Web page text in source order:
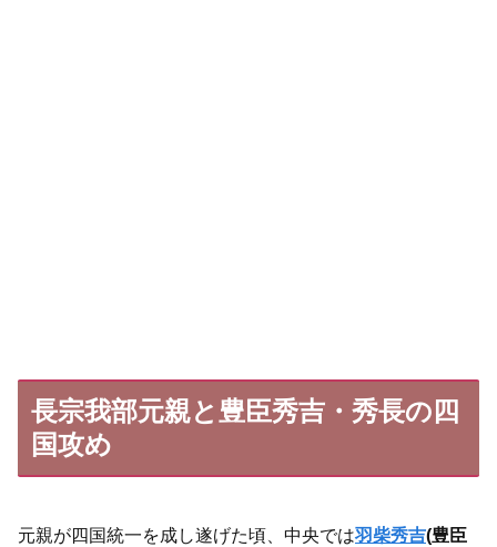
長宗我部元親と豊臣秀吉・秀長の四
国攻め
元親が四国統一を成し遂げた頃、中央では羽柴秀吉(豊臣